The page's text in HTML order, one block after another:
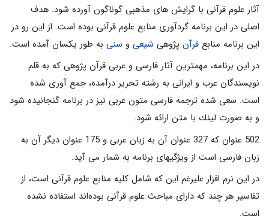
آثار علوم قرآنى با گرايش هاى مذهبى گوناگون آورده شود. هدف
اصلى در اين برنامه گردآورى منابع علوم قرآنى بوده است. از اين رو در
اين برنامه منابع قرآن پژوهى شيعى و سنى به طور يكسان آمده است.
در این برنامه، مهمترين آثار فارسى و عربى قرآن پژوهى كه به قلم
نويسندگان عرب و ايرانى به رشته تحرير درآمده، جمع آورى شده
است. سعى شده ترجمه فارسى متون عربى نيز در برنامه گنجانيده شود
و به صورت لينك با متن ارائه شود.
502 عنوان كه 327 عنوان آن به زبان عربى و 175 عنوان ديگر آن به
زبان فارسى است از ويژگيهاى برنامه به شمار مى آيد.
در این نرم افزار علیرغم این که شامل كليه منابع علوم قرآنى است، از
تفاسير هر چند كه داراى مباحث علوم قرآنى بوده‌اند استفاده نشده
است.